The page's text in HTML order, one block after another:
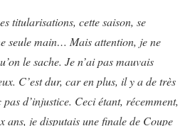
titularisations, cette saison, se
seule main… Mais attention, je ne
le sache. Je n’ai pas mauvais
C’est dur, car en plus, il y a de très
d’injustice. Ceci étant, récemment,
ans, je disputais une finale de Coupe